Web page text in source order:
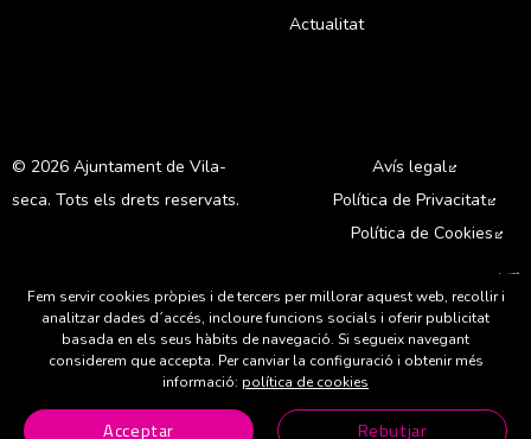
Abre en nueva ventana
Abre en nueva ventanaAbre en nueva ventana
Abre en nueva ventana
Abre en nueva
Actualitat
© 2026 Ajuntament de Vila-
seca. Tots els drets reservats.
Avís legal
Política de Privacitat
Política de Cookies
Fem servir cookies pròpies i de tercers per millorar aquest web, recollir i
analitzar dades d´accés, incloure funcions socials i oferir publicitat
basada en els seus hàbits de navegació. Si segueix navegant
considerem que accepta. Per canviar la configuració i obtenir més
informació: política de cookies
Acceptar Rebutjar